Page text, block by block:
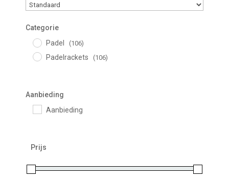
Sorteer producten
Categorie
Padel
(106)
Padelrackets (106)
Aanbieding
Aanbieding
Prijs